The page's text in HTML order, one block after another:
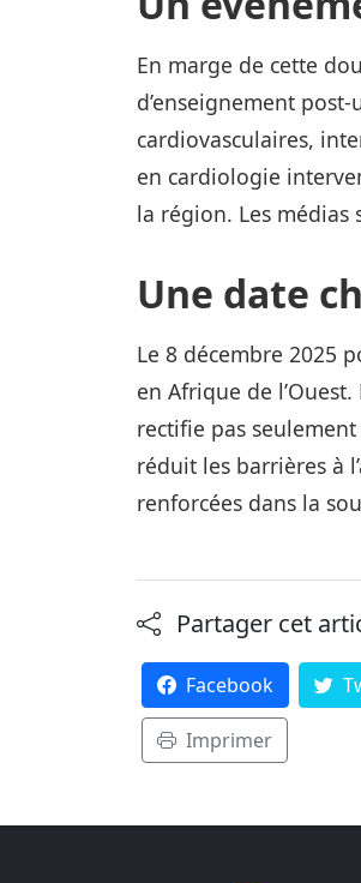
En marge de cette
d’enseignement
cardiovasculaires,
en cardiologie
la région. Les médias
Une date
Le 8 décembre 2025
en Afrique de
rectifie pas
réduit les barrières à
renforcées dans la
Partager cet
Facebook
Imprimer